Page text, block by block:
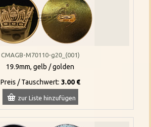
CMAGB-M70110-g20_(001)
19.9mm, gelb / golden
Preis / Tauschwert: 3.00 €
zur Liste hinzufügen